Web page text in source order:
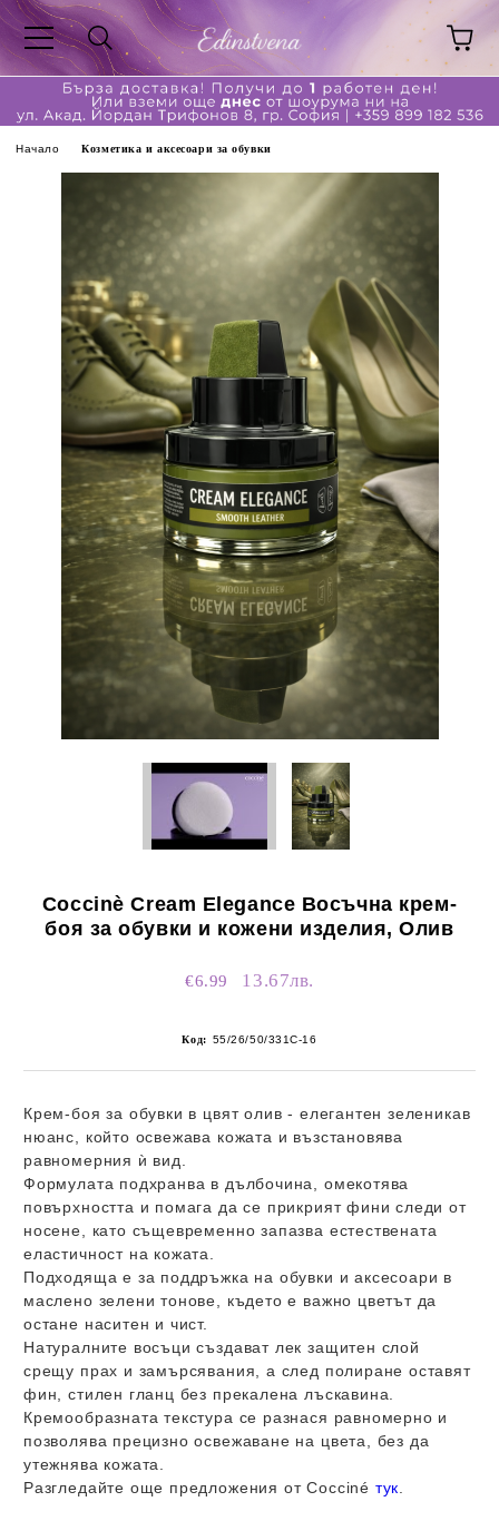
Начало Козметика и аксесоари за обувки
Coccinè Cream Elegance Восъчна крем-
боя за обувки и кожени изделия, Олив
€6.99 13.67лв.
Код: 55/26/50/331C-16
Крем-боя за обувки в цвят олив - елегантен зеленикав
нюанс, който освежава кожата и възстановява
равномерния ѝ вид.
Формулата подхранва в дълбочина, омекотява
повърхността и помага да се прикрият фини следи от
носене, като същевременно запазва естествената
еластичност на кожата.
Подходяща е за поддръжка на обувки и аксесоари в
маслено зелени тонове, където е важно цветът да
остане наситен и чист.
Натуралните восъци създават лек защитен слой
срещу прах и замърсявания, а след полиране оставят
фин, стилен гланц без прекалена лъскавина.
Кремообразната текстура се разнася равномерно и
позволява прецизно освежаване на цвета, без да
утежнява кожата.
Разгледайте още предложения отCocciné тук